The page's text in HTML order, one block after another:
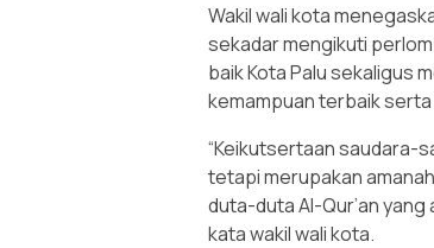
Wakil wali kota
sekadar mengikuti
baik Kota Palu sekaligus
kemampuan terbaik serta
“Keikutsertaan saudara-
tetapi merupakan
duta-duta Al-Qur’an yang
kata wakil wali kota.